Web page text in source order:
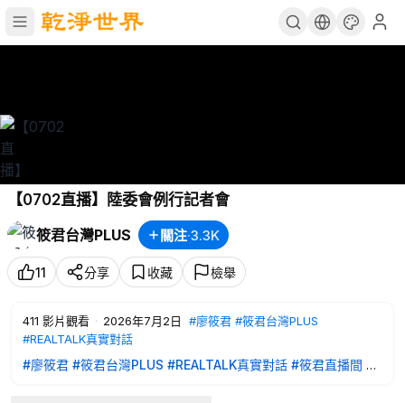
【0702直播】陸委會例行記者會
筱君台灣PLUS
關注·3.3K
11 分享 收藏 檢舉
411 影片觀看 · 2026年7月2日 #廖筱君 #筱君台灣PLUS
#REALTALK真實對話
#廖筱君 #筱君台灣PLUS #REALTALK真實對話 #筱君直播間 #